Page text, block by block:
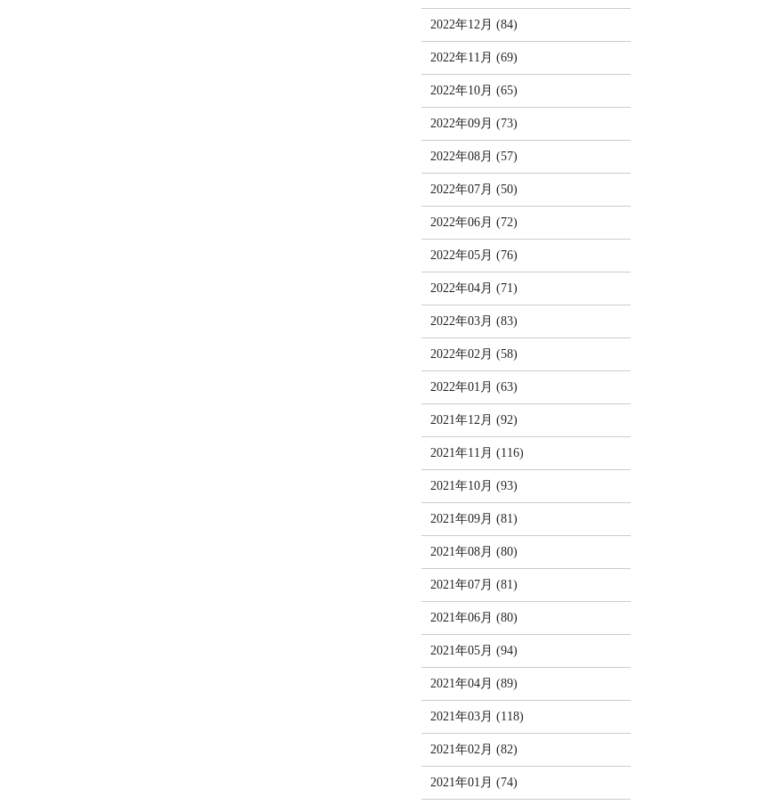
2022年12月 (84)
2022年11月 (69)
2022年10月 (65)
2022年09月 (73)
2022年08月 (57)
2022年07月 (50)
2022年06月 (72)
2022年05月 (76)
2022年04月 (71)
2022年03月 (83)
2022年02月 (58)
2022年01月 (63)
2021年12月 (92)
2021年11月 (116)
2021年10月 (93)
2021年09月 (81)
2021年08月 (80)
2021年07月 (81)
2021年06月 (80)
2021年05月 (94)
2021年04月 (89)
2021年03月 (118)
2021年02月 (82)
2021年01月 (74)